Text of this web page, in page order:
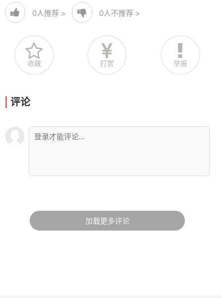
0人推荐 > 0人不推荐 >
收藏 打赏 举报
评论
加载更多评论